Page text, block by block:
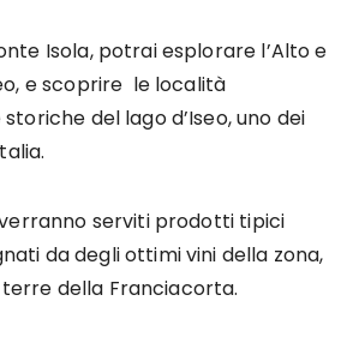
Isola, potrai esplorare l’Alto e
e scoprire le località
del lago d’Iseo, uno dei
serviti prodotti tipici
da degli ottimi vini della zona,
della Franciacorta.